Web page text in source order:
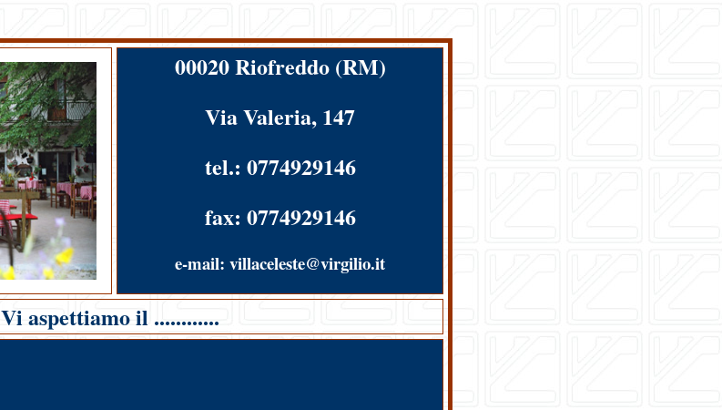
00020 Riofreddo (RM)
Via Valeria, 147
tel.: 0774929146
fax: 0774929146
e-mail: villaceleste@virgilio.it
Vi aspettiamo il ............